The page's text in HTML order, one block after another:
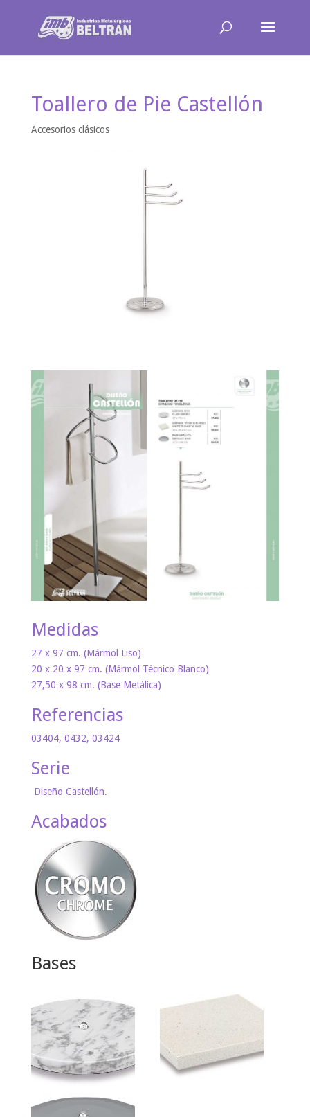
Toallero de Pie Castellón
Accesorios clásicos
Medidas
27 x 97 cm. (Mármol Liso)
20 x 20 x 97 cm. (Mármol Técnico Blanco)
27,50 x 98 cm. (Base Metálica)
Referencias
03404, 0432, 03424
Serie
Diseño Castellón.
Acabados
Bases